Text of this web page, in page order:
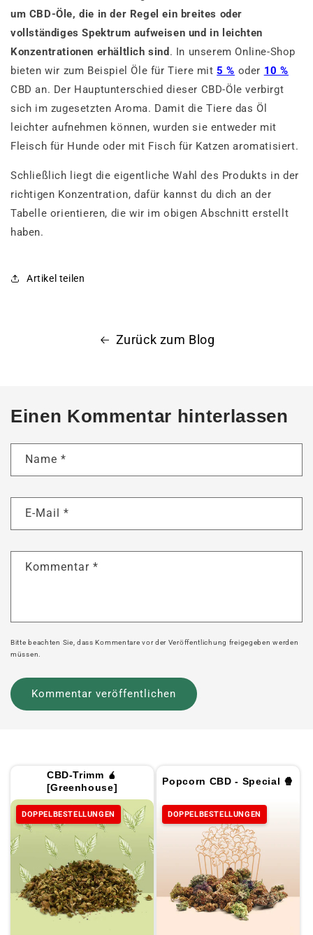
um CBD-Öle, die in der Regel ein breites oder
vollständiges Spektrum aufweisen und in leichten
Konzentrationen erhältlich sind . In unserem Online-Shop
bieten wir zum Beispiel Öle für Tiere mit5 % oder 10 %
CBD an. Der Hauptunterschied dieser CBD-Öle verbirgt
sich im zugesetzten Aroma. Damit die Tiere das Öl
leichter aufnehmen können, wurden sie entweder mit
Fleisch für Hunde oder mit Fisch für Katzen aromatisiert.
Schließlich liegt die eigentliche Wahl des Produkts in der
richtigen Konzentration, dafür kannst du dich an der
Tabelle orientieren, die wir im obigen Abschnitt erstellt
haben.
Artikel teilen
Zurück zum Blog
Einen Kommentar hinterlassen
Name *
E-Mail *
Kommentar *
Bitte beachten Sie, dass Kommentare vor der Veröffentlichung freigegeben werden
müssen.
CBD-Trimm 🧉
[Greenhouse]
DOPPELBESTELLUNGEN
Popcorn CBD - Special 🍿
DOPPELBESTELLUNGEN